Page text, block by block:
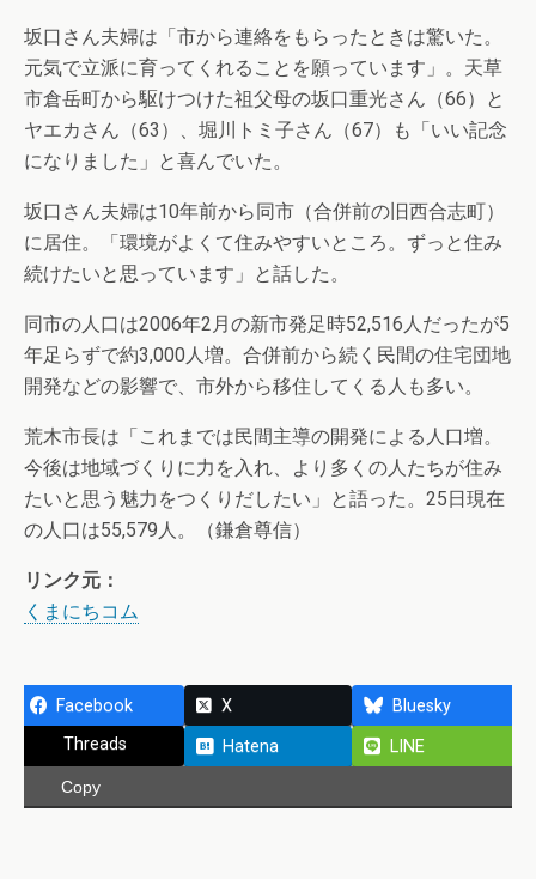
坂口さん夫婦は「市から連絡をもらったときは驚いた。
元気で立派に育ってくれることを願っています」。天草
市倉岳町から駆けつけた祖父母の坂口重光さん（66）と
ヤエカさん（63）、堀川トミ子さん（67）も「いい記念
になりました」と喜んでいた。
坂口さん夫婦は10年前から同市（合併前の旧西合志町）
に居住。「環境がよくて住みやすいところ。ずっと住み
続けたいと思っています」と話した。
同市の人口は2006年2月の新市発足時52,516人だったが5
年足らずで約3,000人増。合併前から続く民間の住宅団地
開発などの影響で、市外から移住してくる人も多い。
荒木市長は「これまでは民間主導の開発による人口増。
今後は地域づくりに力を入れ、より多くの人たちが住み
たいと思う魅力をつくりだしたい」と語った。25日現在
の人口は55,579人。（鎌倉尊信）
リンク元：
くまにちコム
Facebook X
Bluesky
Threads
Hatena LINE
Copy